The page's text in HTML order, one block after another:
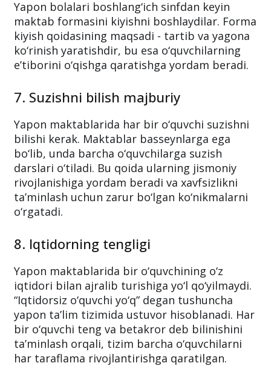
Yapon bolalari boshlang‘ich sinfdan keyin
maktab formasini kiyishni boshlaydilar. Forma
kiyish qoidasining maqsadi - tartib va yagona
ko‘rinish yaratishdir, bu esa o‘quvchilarning
e’tiborini o‘qishga qaratishga yordam beradi.
7. Suzishni bilish majburiy
Yapon maktablarida har bir o‘quvchi suzishni
bilishi kerak. Maktablar basseynlarga ega
bo‘lib, unda barcha o‘quvchilarga suzish
darslari o‘tiladi. Bu qoida ularning jismoniy
rivojlanishiga yordam beradi va xavfsizlikni
ta’minlash uchun zarur bo‘lgan ko‘nikmalarni
o‘rgatadi.
8. Iqtidorning tengligi
Yapon maktablarida bir o‘quvchining o‘z
iqtidori bilan ajralib turishiga yo‘l qo‘yilmaydi.
“Iqtidorsiz o‘quvchi yo‘q” degan tushuncha
yapon ta’lim tizimida ustuvor hisoblanadi. Har
bir o‘quvchi teng va betakror deb bilinishini
ta’minlash orqali, tizim barcha o‘quvchilarni
har taraflama rivojlantirishga qaratilgan.